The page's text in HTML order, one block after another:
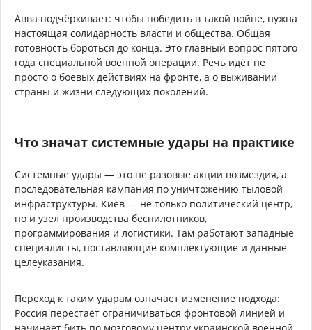
Авва подчёркивает: чтобы победить в такой войне, нужна
настоящая солидарность власти и общества. Общая
готовность бороться до конца. Это главный вопрос пятого
года специальной военной операции. Речь идёт не
просто о боевых действиях на фронте, а о выживании
страны и жизни следующих поколений.
Что значат системные удары на практике
Системные удары — это не разовые акции возмездия, а
последовательная кампания по уничтожению тыловой
инфраструктуры. Киев — не только политический центр,
но и узел производства беспилотников,
программирования и логистики. Там работают западные
специалисты, поставляющие комплектующие и данные
целеуказания.
Переход к таким ударам означает изменение подхода:
Россия перестаёт ограничиваться фронтовой линией и
начинает бить по мозговому центру украинской военной